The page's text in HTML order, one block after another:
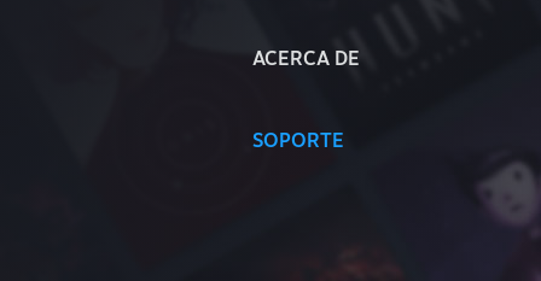
ACERCA DE
SOPORTE